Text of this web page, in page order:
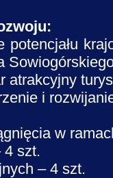
potencjału
atrakcyjny
i
w
4 szt.
– 4 szt.